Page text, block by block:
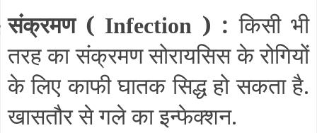
संक्रमण ( Infection ) :किसी भी
तरह का संक्रमण सोरायसिस के रोगियों
के लिए काफी घातक सिद्ध हो सकता है.
खासतौर से गले का इन्फेक्शन.